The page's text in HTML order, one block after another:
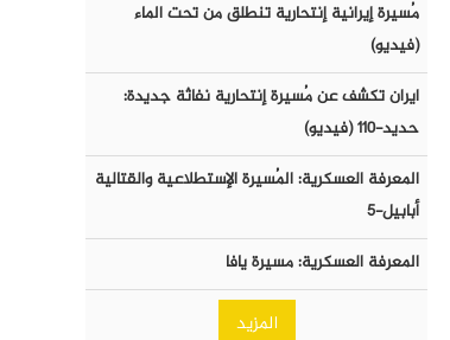
مُسيرة إيرانية إنتحارية تنطلق من تحت الماء
(فيديو)
ايران تكشف عن مُسيرة إنتحارية نفاثة جديدة:
حديد-١١٠ (فيديو)
المعرفة العسكرية: المُسيرة الإستطلاعية والقتالية
أبابيل-٥
المعرفة العسكرية: مسيرة يافا
المزيد